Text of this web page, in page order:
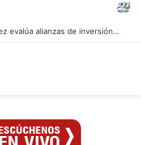
Presidenta Delcy Rodríguez evalúa alianzas de inversión en hidrocarburos con Cámara Africana de Energía